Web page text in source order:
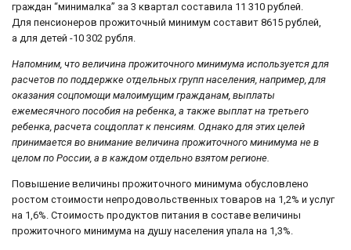
граждан “минималка” за 3 квартал составила 11 310 рублей.
Для пенсионеров прожиточный минимум составит 8615 рублей,
а для детей -10 302 рубля.
Напомним, что величина прожиточного минимума используется для
расчетов по поддержке отдельных групп населения, например, для
оказания соцпомощи малоимущим гражданам, выплаты
ежемесячного пособия на ребенка, а также выплат на третьего
ребенка, расчета соцдоплат к пенсиям. Однако для этих целей
принимается во внимание величина прожиточного минимума не в
целом по России, а в каждом отдельно взятом регионе.
Повышение величины прожиточного минимума обусловлено
ростом стоимости непродовольственных товаров на 1,2% и услуг
на 1,6%. Стоимость продуктов питания в составе величины
прожиточного минимума на душу населения упала на 1,3%.